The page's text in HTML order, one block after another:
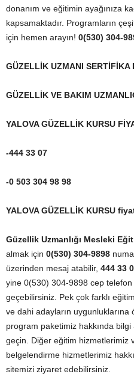
donanım ve eğitimin ayağınıza
kapsamaktadır. Programların
için hemen arayın! 0(530) 304-
GÜZELLİK UZMANI SERTİFİKA
GÜZELLİK VE BAKIM
YALOVA GÜZELLİK KURSU
-444 33 07
-0 503 304 98 98
YALOVA GÜZELLİK KURSU
Güzellik Uzmanlığı Mesleki
almak için 0(530) 304-9898
üzerinden mesaj atabilir, 444 33
yine 0(530) 304-9898 cep
geçebilirsiniz. Pek çok farklı
ve dahi adayların
program paketimiz hakkında
geçin. Diğer eğitim hizmetlerimiz
belgelendirme hizmetlerimiz
sitemizi ziyaret edebilirsiniz.